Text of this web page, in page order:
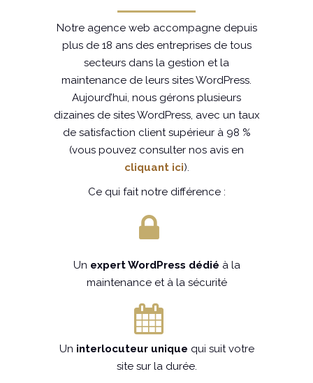
Notre agence web accompagne depuis
plus de 18 ans des entreprises de tous
secteurs dans la gestion et la
maintenance de leurs sites WordPress.
Aujourd’hui, nous gérons plusieurs
dizaines de sites WordPress, avec un taux
de satisfaction client supérieur à 98 %
(vous pouvez consulter nos avis en
cliquant ici).
Ce qui fait notre différence :
Un expert WordPress dédié à la
maintenance et à la sécurité
Un interlocuteur unique qui suit votre
site sur la durée.